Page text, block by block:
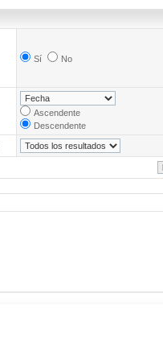
Sí No
Ascendente
Descendente